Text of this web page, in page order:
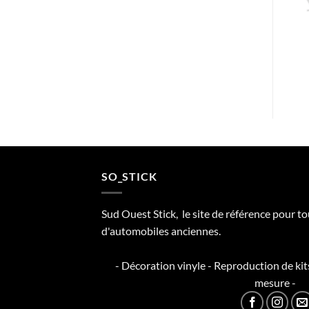
SO_STICK
Sud Ouest Stick, le site de référence pour
d'automobiles anciennes.
- Décoration vinyle - Reproduction de
mesure -